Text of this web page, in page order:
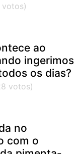
ao
ingerimos
os dias?
no
com o